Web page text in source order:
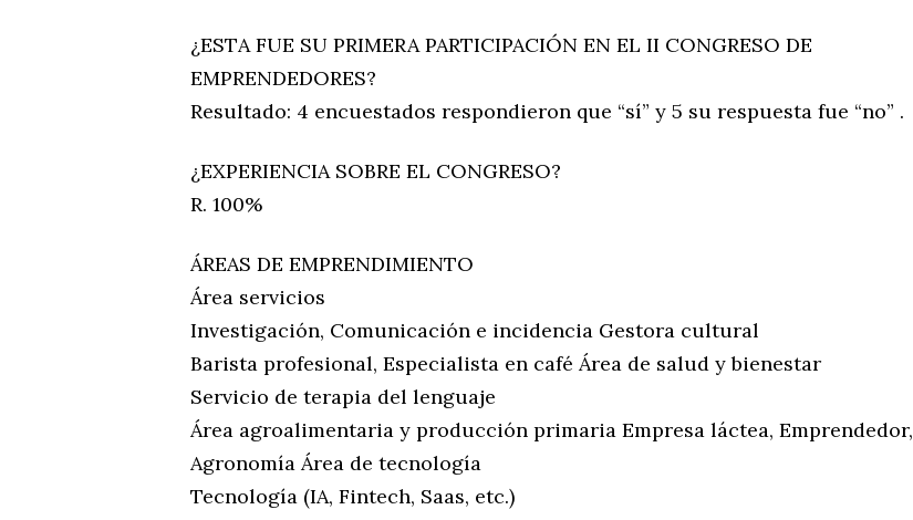
¿ESTA FUE SU PRIMERA PARTICIPACIÓN EN EL II CONGRESO DE
EMPRENDEDORES?
Resultado: 4 encuestados respondieron que “sí” y 5 su respuesta fue “no” .
¿EXPERIENCIA SOBRE EL CONGRESO?
R. 100%
ÁREAS DE EMPRENDIMIENTO
Área servicios
Investigación, Comunicación e incidencia Gestora cultural
Barista profesional, Especialista en café Área de salud y bienestar
Servicio de terapia del lenguaje
Área agroalimentaria y producción primaria Empresa láctea, Emprendedor,
Agronomía Área de tecnología
Tecnología (IA, Fintech, Saas, etc.)